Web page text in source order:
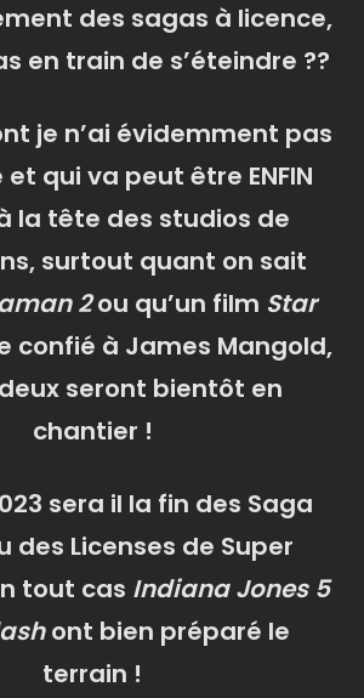
des sagas à licence,
en train de s’éteindre ??
je n’ai évidemment pas
qui va peut être ENFIN
la tête des studios de
surtout quant on sait
2ou qu’un film Star
confié à James Mangold,
seront bientôt en
chantier !
sera il la fin des Saga
des Licenses de Super
tout cas Indiana Jones 5
ont bien préparé le
terrain !